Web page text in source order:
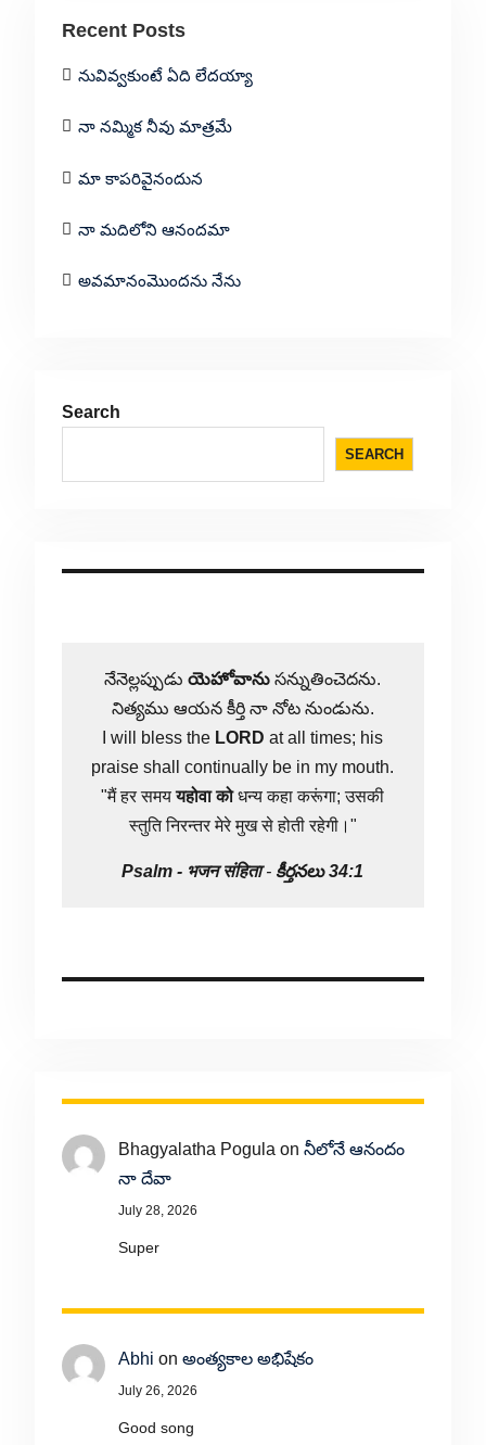
Recent Posts
నువివ్వకుంటే ఏది లేదయ్యా
నా నమ్మిక నీవు మాత్రమే
మా కాపరివైనందున
నా మదిలోని ఆనందమా
అవమానంమొందను నేను
Search
SEARCH
నేనెల్లప్పుడుయెహోవాను సన్నుతించెదను.
నిత్యము ఆయన కీర్తి నా నోట నుండును.
I will bless the LORD at all times; his
praise shall continually be in my mouth.
"मैं हर समययहोवा कोधन्य कहा करूंगा; उसकी
स्तुति निरन्तर मेरे मुख से होती रहेगी।"
Psalm - भजन संहिता- కీర్తనలు 34:1
Bhagyalatha Pogula on నీలోనే ఆనందం
నా దేవా
July 28, 2026
Super
Abhi on అంత్యకాల అభిషేకం
July 26, 2026
Good song